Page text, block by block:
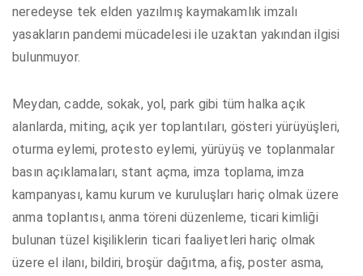
neredeyse tek elden yazılmış kaymakamlık imzalı
yasakların pandemi mücadelesi ile uzaktan yakından ilgisi
bulunmuyor.
Meydan, cadde, sokak, yol, park gibi tüm halka açık
alanlarda, miting, açık yer toplantıları, gösteri yürüyüşleri,
oturma eylemi, protesto eylemi, yürüyüş ve toplanmalar
basın açıklamaları, stant açma, imza toplama, imza
kampanyası, kamu kurum ve kuruluşları hariç olmak üzere
anma toplantısı, anma töreni düzenleme, ticari kimliği
bulunan tüzel kişiliklerin ticari faaliyetleri hariç olmak
üzere el ilanı, bildiri, broşür dağıtma, afiş, poster asma,